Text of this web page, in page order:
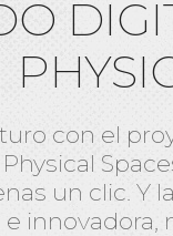
con el
un clic. Y
innovadora,